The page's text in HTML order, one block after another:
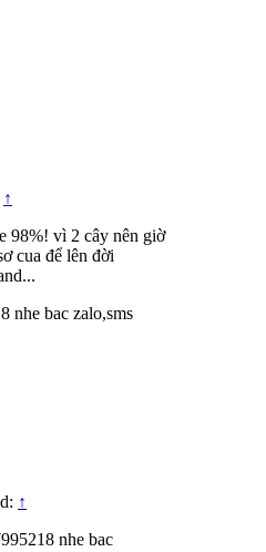
↑
98%! vì 2 cây nên giờ
cua để lên đời
nhe bac zalo,sms
↑
nhe bac